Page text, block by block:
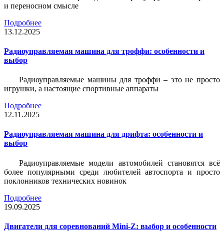
и переносном смысле
Подробнее
13.12.2025
Радиоуправляемая машина для троффи: особенности и
выбор
Радиоуправляемые машины для троффи – это не просто
игрушки, а настоящие спортивные аппараты
Подробнее
12.11.2025
Радиоуправляемая машина для дрифта: особенности и
выбор
Радиоуправляемые модели автомобилей становятся всё
более популярными среди любителей автоспорта и просто
поклонников технических новинок
Подробнее
19.09.2025
Двигатели для соревнований Mini-Z: выбор и особенности